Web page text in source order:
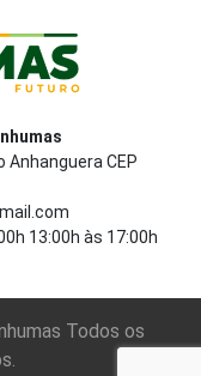
Anhanguera CEP
13:00h às 17:00h
Todos os